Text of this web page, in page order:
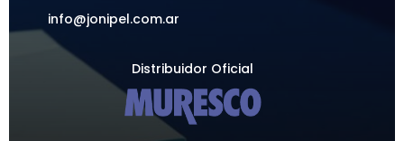
info@jonipel.com.ar
Distribuidor Oficial